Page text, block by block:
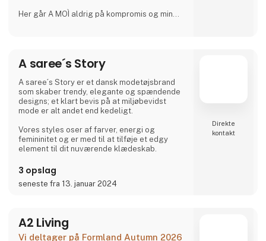
Her går A MOÌ aldrig på kompromis og min
Tights der er højtaljede og bliver siddende
behageligt, hele dagen hvor de skal,
kombineret med et tidløst design var tanken
bag og starten på A MOÌs rejse. Sidenhen har
det udviklet sig og flere skønne produkter er
kommet til. Nu
A saree´s Story
A saree´s Story er et dansk modetøjsbrand
som skaber trendy, elegante og spændende
designs; et klart bevis på at miljøbevidst
mode er alt andet end kedeligt.
Vores styles oser af farver, energi og
femininitet og er med til at tilføje et edgy
element til dit nuværende klædeskab.
3 opslag
seneste fra 13. januar 2024
Direkte
kontakt
A2 Living
Vi deltager på Formland Autumn 2026